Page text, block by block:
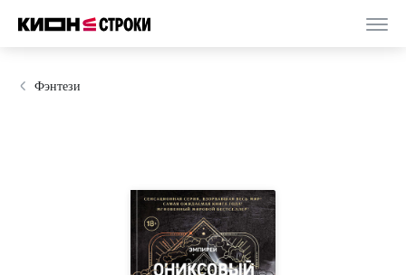
Фэнтези